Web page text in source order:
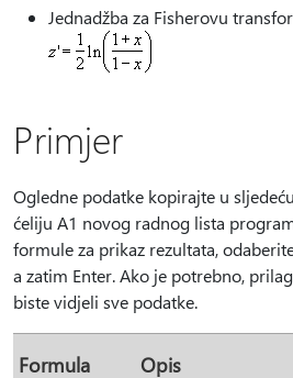
Jednadžba za Fisherovu
Primjer
Ogledne podatke kopirajte u
ćeliju A1 novog radnog lista
formule za prikaz rezultata,
a zatim Enter. Ako je potrebno,
biste vidjeli sve podatke.
Formula Opis